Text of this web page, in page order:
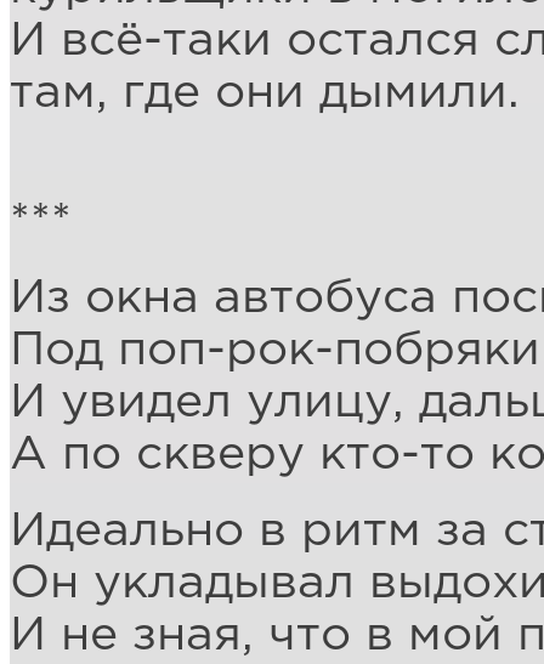
И всё-таки остался
там, где они дымили.
***
Из окна автобуса
Под поп-рок-
И увидел улицу,
А по скверу кто-то
Идеально в ритм за
Он укладывал
И не зная, что в мой